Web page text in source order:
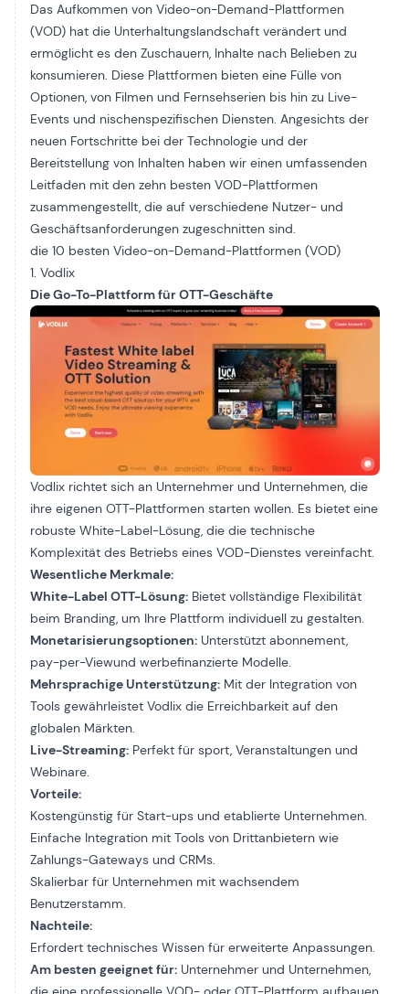
Das Aufkommen von Video-on-Demand-Plattformen
(VOD) hat die Unterhaltungslandschaft verändert und
ermöglicht es den Zuschauern, Inhalte nach Belieben zu
konsumieren. Diese Plattformen bieten eine Fülle von
Optionen, von Filmen und Fernsehserien bis hin zu Live-
Events und nischenspezifischen Diensten. Angesichts der
neuen Fortschritte bei der Technologie und der
Bereitstellung von Inhalten haben wir einen umfassenden
Leitfaden mit den zehn besten VOD-Plattformen
zusammengestellt, die auf verschiedene Nutzer- und
Geschäftsanforderungen zugeschnitten sind.
die 10 besten Video-on-Demand-Plattformen (VOD)
1. Vodlix
Die Go-To-Plattform für OTT-Geschäfte
Vodlix richtet sich an Unternehmer und Unternehmen, die
ihre eigenen OTT-Plattformen starten wollen. Es bietet eine
robuste White-Label-Lösung, die die technische
Komplexität des Betriebs eines VOD-Dienstes vereinfacht.
Wesentliche Merkmale:
White-Label OTT-Lösung: Bietet vollständige Flexibilität
beim Branding, um Ihre Plattform individuell zu gestalten.
Monetarisierungsoptionen: Unterstützt abonnement,
pay-per-Viewund werbefinanzierte Modelle.
Mehrsprachige Unterstützung: Mit der Integration von
Tools gewährleistet Vodlix die Erreichbarkeit auf den
globalen Märkten.
Live-Streaming: Perfekt für sport, Veranstaltungen und
Webinare.
Vorteile:
Kostengünstig für Start-ups und etablierte Unternehmen.
Einfache Integration mit Tools von Drittanbietern wie
Zahlungs-Gateways und CRMs.
Skalierbar für Unternehmen mit wachsendem
Benutzerstamm.
Nachteile:
Erfordert technisches Wissen für erweiterte Anpassungen.
Am besten geeignet für: Unternehmer und Unternehmen,